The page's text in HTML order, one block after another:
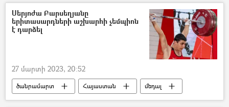
Հայաստան
Ադրբեջան
Սերյոժա Բարսեղյանը
երիտասարդների աշխարհի չեմպիոն
է դարձել
27 մարտի 2023, 20:52
ծանրամարտ Հայաստան մեդալ